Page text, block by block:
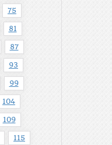
75
81
87
93
99
104
109
115